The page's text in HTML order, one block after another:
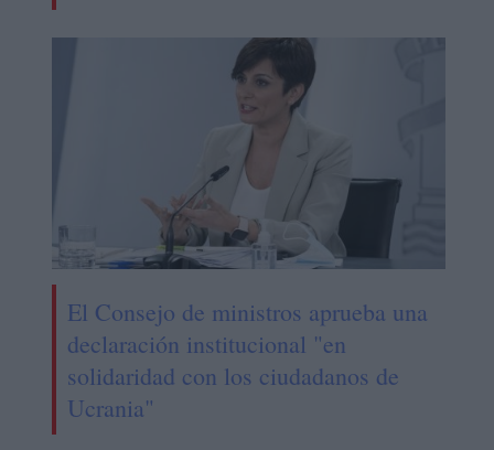
El Consejo de ministros aprueba una
declaración institucional "en
solidaridad con los ciudadanos de
Ucrania"